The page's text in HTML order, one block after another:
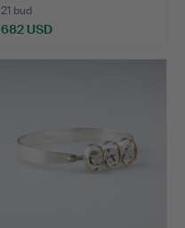
21 bud
682 USD